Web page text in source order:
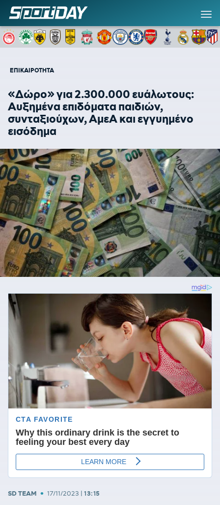
ΕΠΙΚΑΙΡΟΤΗΤΑ
«Δώρο» για 2.300.000 ευάλωτους:
Αυξημένα επιδόματα παιδιών,
συνταξιούχων, ΑμεΑ και εγγυημένο
εισόδημα
SD TEAM • 17/11/2023 | 13:15